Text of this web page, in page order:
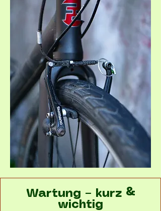
Wartung – kurz &
wichtig